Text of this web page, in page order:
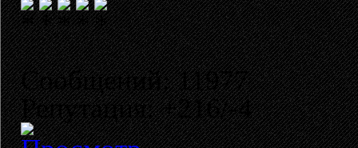
Сообщений: 11977
Репутация: +216/-4